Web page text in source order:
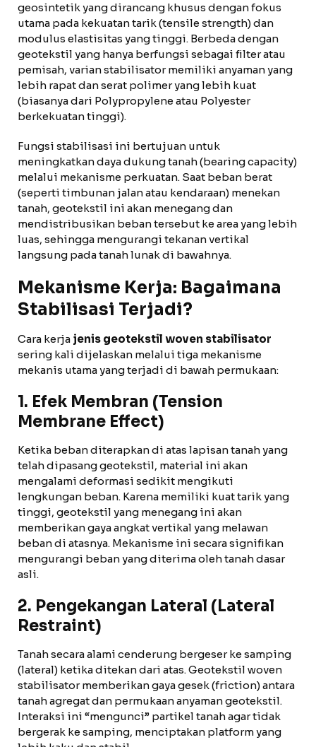
geosintetik yang dirancang khusus dengan fokus
utama pada kekuatan tarik (tensile strength) dan
modulus elastisitas yang tinggi. Berbeda dengan
geotekstil yang hanya berfungsi sebagai filter atau
pemisah, varian stabilisator memiliki anyaman yang
lebih rapat dan serat polimer yang lebih kuat
(biasanya dari Polypropylene atau Polyester
berkekuatan tinggi).
Fungsi stabilisasi ini bertujuan untuk
meningkatkan daya dukung tanah (bearing capacity)
melalui mekanisme perkuatan. Saat beban berat
(seperti timbunan jalan atau kendaraan) menekan
tanah, geotekstil ini akan menegang dan
mendistribusikan beban tersebut ke area yang lebih
luas, sehingga mengurangi tekanan vertikal
langsung pada tanah lunak di bawahnya.
Mekanisme Kerja: Bagaimana
Stabilisasi Terjadi?
Cara kerja jenis geotekstil woven stabilisator
sering kali dijelaskan melalui tiga mekanisme
mekanis utama yang terjadi di bawah permukaan:
1. Efek Membran (Tension
Membrane Effect)
Ketika beban diterapkan di atas lapisan tanah yang
telah dipasang geotekstil, material ini akan
mengalami deformasi sedikit mengikuti
lengkungan beban. Karena memiliki kuat tarik yang
tinggi, geotekstil yang menegang ini akan
memberikan gaya angkat vertikal yang melawan
beban di atasnya. Mekanisme ini secara signifikan
mengurangi beban yang diterima oleh tanah dasar
asli.
2. Pengekangan Lateral (Lateral
Restraint)
Tanah secara alami cenderung bergeser ke samping
(lateral) ketika ditekan dari atas. Geotekstil woven
stabilisator memberikan gaya gesek (friction) antara
tanah agregat dan permukaan anyaman geotekstil.
Interaksi ini “mengunci” partikel tanah agar tidak
bergerak ke samping, menciptakan platform yang